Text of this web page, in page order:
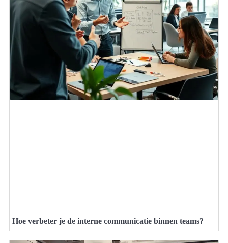
Hoe verbeter je de interne communicatie binnen teams?